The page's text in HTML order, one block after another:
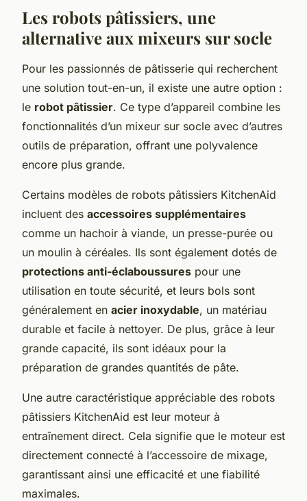
Les robots pâtissiers, une
alternative aux mixeurs sur socle
Pour les passionnés de pâtisserie qui recherchent
une solution tout-en-un, il existe une autre option :
le robot pâtissier. Ce type d’appareil combine les
fonctionnalités d’un mixeur sur socle avec d’autres
outils de préparation, offrant une polyvalence
encore plus grande.
Certains modèles de robots pâtissiers KitchenAid
incluent des accessoires supplémentaires
comme un hachoir à viande, un presse-purée ou
un moulin à céréales. Ils sont également dotés de
protections anti-éclaboussures pour une
utilisation en toute sécurité, et leurs bols sont
généralement en acier inoxydable, un matériau
durable et facile à nettoyer. De plus, grâce à leur
grande capacité, ils sont idéaux pour la
préparation de grandes quantités de pâte.
Une autre caractéristique appréciable des robots
pâtissiers KitchenAid est leur moteur à
entraînement direct. Cela signifie que le moteur est
directement connecté à l’accessoire de mixage,
garantissant ainsi une efficacité et une fiabilité
maximales.